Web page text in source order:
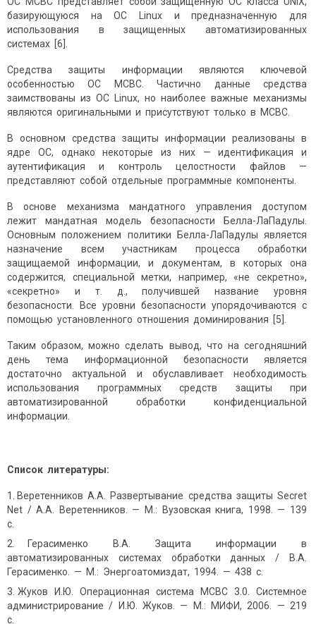
базирующуюся на ОС Linux и предназначенную для
использования в защищенных автоматизированных
системах [6].
Средства защиты информации являются ключевой
особенностью ОС МСВС. Частично данные средства
заимствованы из ОС Linux, но наиболее важные механизмы
являются оригинальными и присутствуют только в МСВС.
В основном средства защиты информации реализованы в
ядре ОС, однако некоторые из них — идентификация и
аутентификация и контроль целостности файлов —
представляют собой отдельные программные компоненты.
В основе механизма мандатного управления доступом
лежит мандатная модель безопасности Белла-ЛаПадулы.
Основным положением политики Белла-ЛаПадулы является
назначение всем участникам процесса обработки
защищаемой информации, и документам, в которых она
содержится, специальной метки, например, «не секретно»,
«секретно» и т. д., получившей название уровня
безопасности. Все уровни безопасности упорядочиваются с
помощью установленного отношения доминирования [5].
Таким образом, можно сделать вывод, что на сегодняшний
день тема информационной безопасности является
достаточно актуальной и обуславливает необходимость
использования программных средств защиты при
автоматизированной обработки конфиденциальной
информации.
Список литературы:
Веретенников А.А. Развертывание средства защиты Secret
Net / А.А. Веретенников. — М.: Вузовская книга, 1998. — 139
с.
Герасименко В.А. Защита информации в
автоматизированных системах обработки данных / В.А.
Герасименко. — М.: Энергоатомиздат, 1994. — 438 с.
Жуков И.Ю. Операционная система МСВС 3.0. Системное
администрирование / И.Ю. Жуков. — М.: МИФИ, 2006. — 219
с.